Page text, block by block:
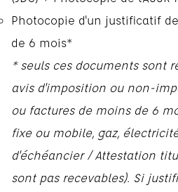
Photocopie d'un justificatif
de 6 mois*
* seuls ces documents sont
avis d'imposition ou non-
ou factures de moins de 6
fixe ou mobile, gaz,
d'échéancier / Attestation
sont pas recevables). Si